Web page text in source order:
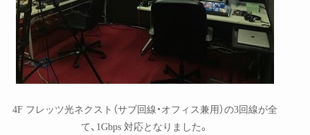
4F フレッツ光ネクスト（サブ回線・オフィス兼用）の3回線が全
て、1Gbps 対応となりました。